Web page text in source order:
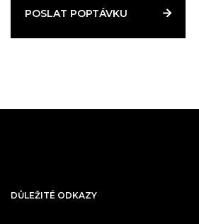
POSLAT POPTÁVKU
DŮLEŽITÉ ODKAZY